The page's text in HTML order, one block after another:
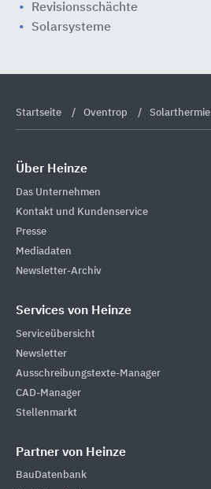
Revisionsschächte
Solarsysteme
Startseite Oventrop Solarthermie
Über Heinze
Das Unternehmen
Kontakt und Kundenservice
Presse
Mediadaten
Newsletter-Archiv
Services von Heinze
Serviceübersicht
Newsletter
Ausschreibungstexte-Manager
CAD-Manager
Stellenmarkt
Partner von Heinze
BauDatenbank